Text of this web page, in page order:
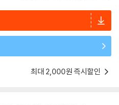
최대 2,000원 즉시할인